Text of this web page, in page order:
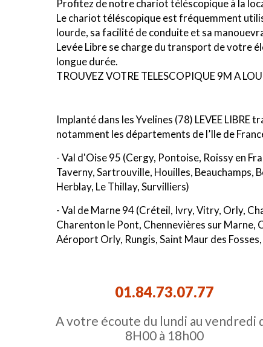
Profitez de notre chariot téléscopique à la
Le chariot téléscopique est fréquemment
lourde, sa facilité de conduite et sa
Levée Libre se charge du transport de votre
longue durée.
TROUVEZ VOTRE TELESCOPIQUE 9M A
Implanté dans les Yvelines (78) LEVEE
notamment les départements de l’Ile de
- Val d'Oise 95 (Cergy, Pontoise, Roissy en
Taverny, Sartrouville, Houilles, Beauchamps,
Herblay, Le Thillay, Survilliers)
- Val de Marne 94 (Créteil, Ivry, Vitry, Orly,
Charenton le Pont, Chennevières sur Marne,
Aéroport Orly, Rungis, Saint Maur des
Neuilly sur Marne, Pantin, Romainville,
- Hauts de Seine 92 (Boulogne Billancourt,
Reine, Chatenay Malabry, Chatillon, Chaville,
Plessis Robinson, Le Port Marly, Levallois
01.84.73.07.77
A votre écoute du lundi au vendredi
8H00 à 18h00